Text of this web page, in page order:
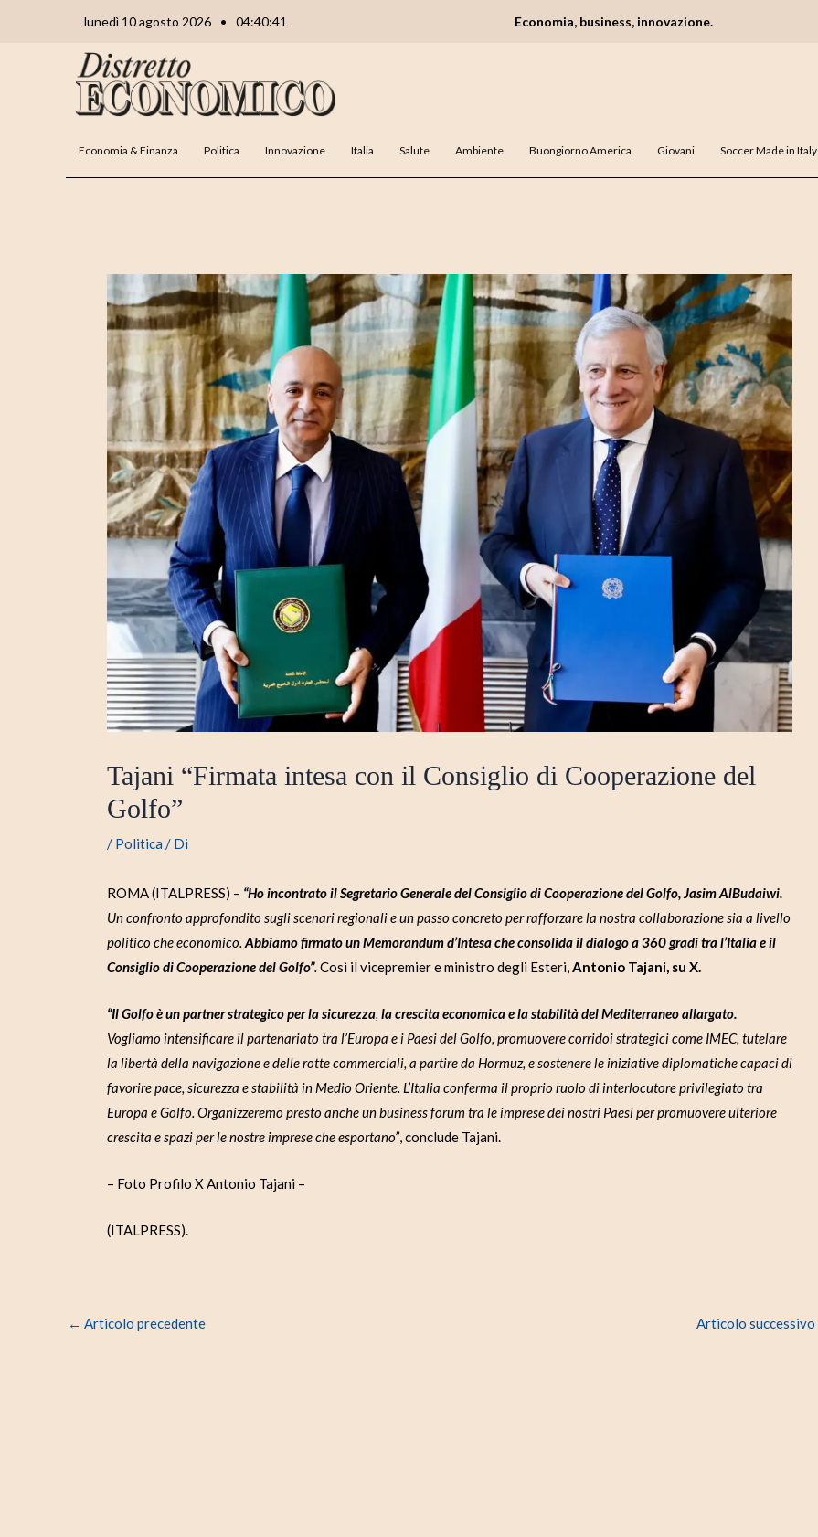
lunedì 10 agosto 2026 • 04:40:42 Economia, business, innovazione.
Economia & Finanza Politica Innovazione Italia Salute Ambiente Buongiorno America Giovani Soccer Made in Italy
Tajani “Firmata intesa con il Consiglio di Cooperazione del
Golfo”
/ Politica / Di
ROMA (ITALPRESS) – “Ho incontrato il Segretario Generale del Consiglio di Cooperazione del Golfo, Jasim AlBudaiwi.
Un confronto approfondito sugli scenari regionali e un passo concreto per rafforzare la nostra collaborazione sia a livello
politico che economico. Abbiamo firmato un Memorandum d’Intesa che consolida il dialogo a 360 gradi tra l’Italia e il
Consiglio di Cooperazione del Golfo”. Così il vicepremier e ministro degli Esteri,Antonio Tajani, su X.
“Il Golfo è un partner strategico per la sicurezza, la crescita economica e la stabilità del Mediterraneo allargato.
Vogliamo intensificare il partenariato tra l’Europa e i Paesi del Golfo, promuovere corridoi strategici come IMEC, tutelare
la libertà della navigazione e delle rotte commerciali, a partire da Hormuz, e sostenere le iniziative diplomatiche capaci di
favorire pace, sicurezza e stabilità in Medio Oriente. L’Italia conferma il proprio ruolo di interlocutore privilegiato tra
Europa e Golfo. Organizzeremo presto anche un business forum tra le imprese dei nostri Paesi per promuovere ulteriore
crescita e spazi per le nostre imprese che esportano”, conclude Tajani.
– Foto Profilo X Antonio Tajani –
(ITALPRESS).
← Articolo precedente Articolo successivo